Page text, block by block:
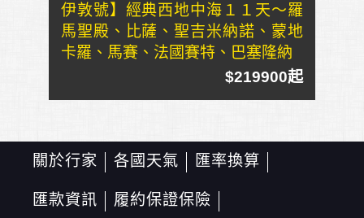
伊敦號】經典西地中海１１天～羅
馬聖殿、比薩、聖吉米納諾、蒙地
卡羅、馬賽、法國賽特、巴塞隆納
$219900起
關於行家 各國天氣 匯率換算
匯款資訊 履約保證保險